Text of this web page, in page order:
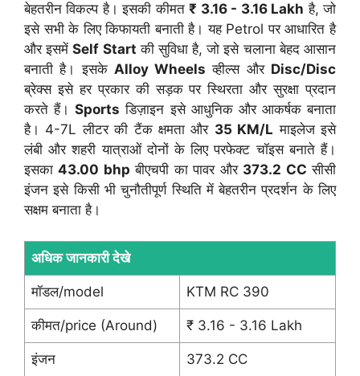
बेहतरीन विकल्प है। इसकी कीमत₹ 3.16 - 3.16 Lakh है, जो
इसे सभी के लिए किफायती बनाती है। यह Petrol पर आधारित है
और इसमेंSelf Start की सुविधा है, जो इसे चलाना बेहद आसान
बनाती है। इसके Alloy Wheels व्हील्स और Disc/Disc
ब्रेक्स इसे हर प्रकार की सड़क पर स्थिरता और सुरक्षा प्रदान
करते हैं।Sports डिज़ाइन इसे आधुनिक और आकर्षक बनाता
है। 4-7L लीटर की टैंक क्षमता और 35 KM/L माइलेज इसे
लंबी और शहरी यात्राओं दोनों के लिए परफेक्ट चॉइस बनाते हैं।
इसका43.00 bhp बीएचपी का पावर और 373.2 CC सीसी
इंजन इसे किसी भी चुनौतीपूर्ण स्थिति में बेहतरीन प्रदर्शन के लिए
सक्षम बनाता है।
अधिक जानकारी देखे
मॉडल/model KTM RC 390
कीमत/price (Around) ₹ 3.16 - 3.16 Lakh
इंजन 373.2 CC